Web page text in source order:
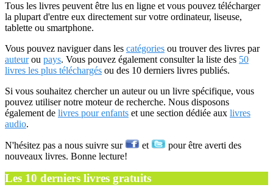
Tous les livres peuvent être lus en ligne et vous pouvez télécharger
la plupart d'entre eux directement sur votre ordinateur, liseuse,
tablette ou smartphone.
Vous pouvez naviguer dans les catégories ou trouver des livres par
auteurou pays. Vous pouvez également consulter la liste des 50
livres les plus téléchargés ou des 10 derniers livres publiés.
Si vous souhaitez chercher un auteur ou un livre spécifique, vous
pouvez utiliser notre moteur de recherche. Nous disposons
également de livres pour enfants et une section dédiée aux livres
audio.
N'hésitez pas a nous suivre sur et
pour être averti des
nouveaux livres. Bonne lecture!
Les 10 derniers livres gratuits